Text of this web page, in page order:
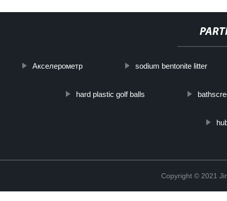
Акселерометр sodium bentonite litter
hard plastic golf balls
Copyright © 2021